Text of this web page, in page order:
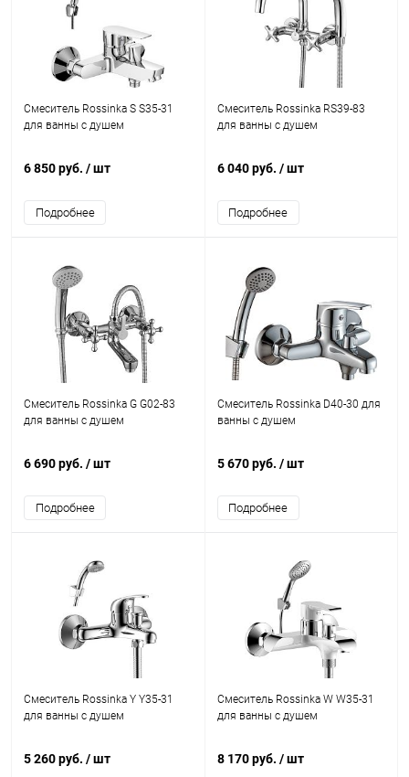
Смеситель Rossinka S S35-31
для ванны с душем
6 850 руб. / шт
Подробнее
Смеситель Rossinka RS39-83
для ванны с душем
6 040 руб. / шт
Подробнее
Смеситель Rossinka G G02-83
для ванны с душем
6 690 руб. / шт
Подробнее
Смеситель Rossinka D40-30 для
ванны с душем
5 670 руб. / шт
Подробнее
Смеситель Rossinka Y Y35-31
для ванны с душем
5 260 руб. / шт
Смеситель Rossinka W W35-31
для ванны с душем
8 170 руб. / шт